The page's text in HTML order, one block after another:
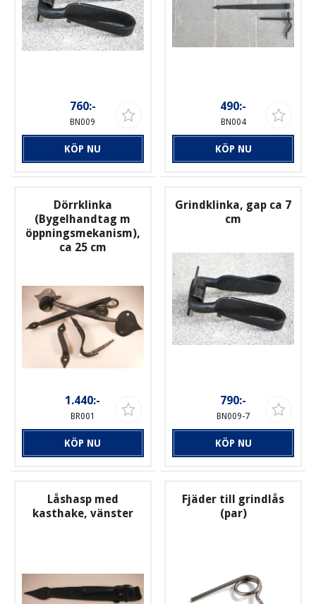
760:-
BN009
KÖP NU
490:-
BN004
KÖP NU
Dörrklinka
(Bygelhandtag m
öppningsmekanism),
ca 25 cm
1.440:-
BR001
KÖP NU
Grindklinka, gap ca 7
cm
790:-
BN009-7
KÖP NU
Låshasp med
kasthake, vänster
Fjäder till grindlås
(par)